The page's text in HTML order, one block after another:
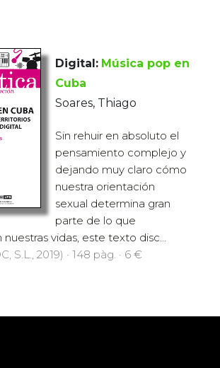
Digital: Música pop en
Cuba
Soares, Thiago
Sin rehuir en absoluto el
pensamiento complejo y
dejando muy claro cómo
nuestra orientación
sexual determina gran
parte de lo que
vidas, este texto disc...
S.L., 2019) · 148 pàg. · 6 €